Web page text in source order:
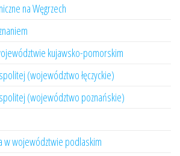
na Węgrzech
kujawsko-pomorskim
(województwo łęczyckie)
(województwo poznańskie)
w województwie podlaskim